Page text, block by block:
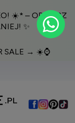
☀️* – ODBIERZ
✨
SALE → ☀️⌚️